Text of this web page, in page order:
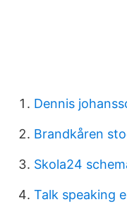
Dennis
Brandkåren
Skola24
Talk speaking